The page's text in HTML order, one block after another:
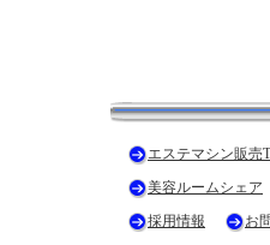
エステマシン販売
美容ルームシェア
採用情報
お